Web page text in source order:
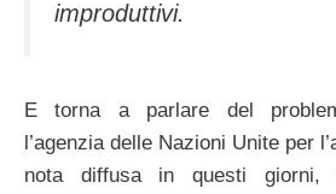
improduttivi.
E torna a parlare del
l’agenzia delle Nazioni Unite per
nota diffusa in questi